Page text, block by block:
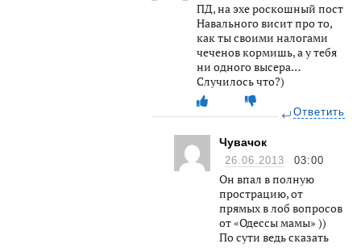
ПД, на эхе роскошный пост
Навального висит про то,
как ты своими налогами
чеченов кормишь, а у тебя
ни одного высера…
Случилось что?)
Ответить
Чувачок
26.06.2013 03:00
Он впал в полную
прострацию, от
прямых в лоб вопросов
от «Одессы мамы» ))
По сути ведь сказать